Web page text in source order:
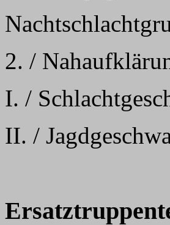
2. /
I. /
II. /